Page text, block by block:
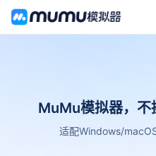
MuMu模拟器，不
适配Windows/